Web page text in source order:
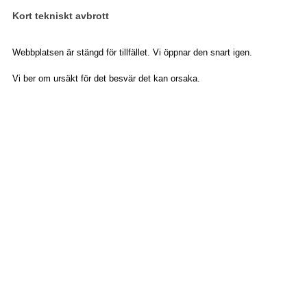
Kort tekniskt avbrott
Webbplatsen är stängd för tillfället. Vi öppnar den snart igen.
Vi ber om ursäkt för det besvär det kan orsaka.